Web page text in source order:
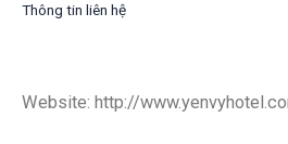
Thông tin liên hệ
Website: http://